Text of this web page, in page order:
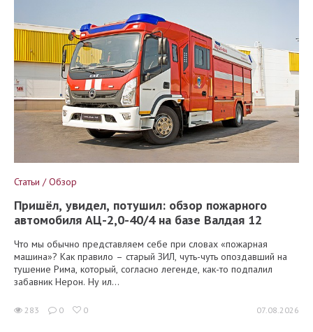
Статьи / Обзор
Пришёл, увидел, потушил: обзор пожарного
автомобиля АЦ-2,0-40/4 на базе Валдая 12
Что мы обычно представляем себе при словах «пожарная
машина»? Как правило – старый ЗИЛ, чуть-чуть опоздавший на
тушение Рима, который, согласно легенде, как-то подпалил
забавник Нерон. Ну ил...
283 0 0 07.08.2026